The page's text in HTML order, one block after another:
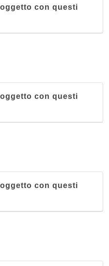
con questi
con questi
con questi